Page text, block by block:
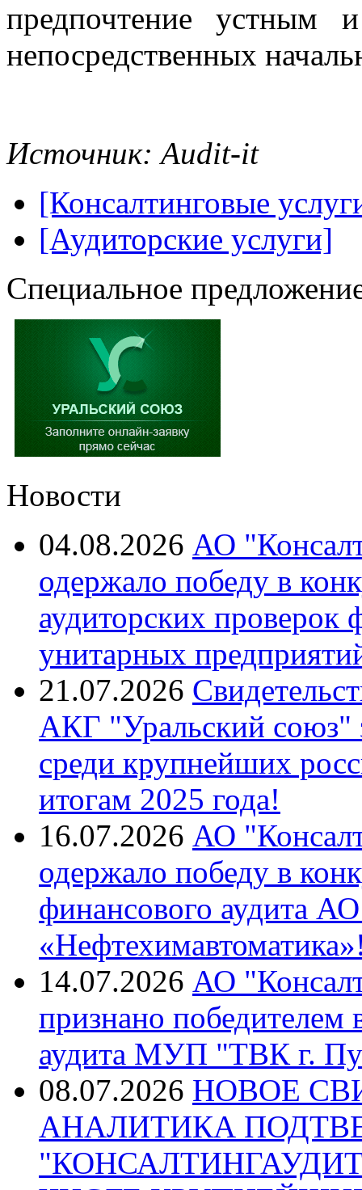
предпочтение устным
непосредственных
Источник: Audit-it
[Консалтинговые
[Аудиторские услуги]
Специальное
Новости
04.08.2026 АО
одержало победу в
аудиторских проверок
унитарных
21.07.2026
АКГ "Уральский союз"
среди крупнейших
итогам 2025 года!
16.07.2026 АО
одержало победу в
финансового аудита
14.07.2026 АО
признано победителем
аудита МУП "ТВК г.
08.07.2026 НОВОЕ
АНАЛИТИКА